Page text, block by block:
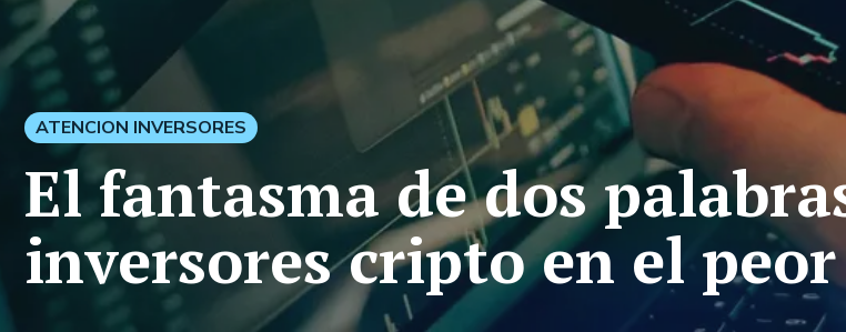
ATENCION INVERSORES
El fantasma de dos
inversores cripto en el